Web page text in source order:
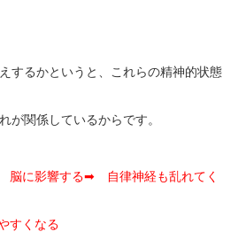
するかというと、これらの精神的状態
が関係しているからです。
に影響する➡ 自律神経も乱れてく
すくなる